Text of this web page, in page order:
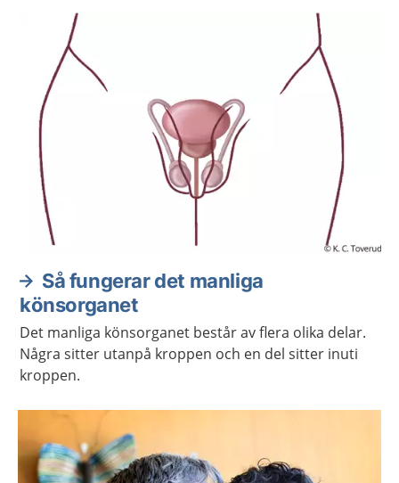
Så fungerar det manliga
könsorganet
Det manliga könsorganet består av flera olika delar.
Några sitter utanpå kroppen och en del sitter inuti
kroppen.